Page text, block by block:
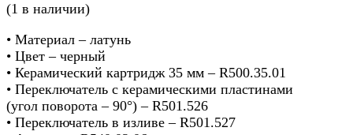
(1 в наличии)
• Материал – латунь
• Цвет – черный
• Керамический картридж 35 мм – R500.35.01
• Переключатель с керамическими пластинами
(угол поворота – 90°) – R501.526
• Переключатель в изливе – R501.527